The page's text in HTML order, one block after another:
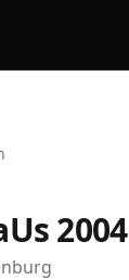
2004